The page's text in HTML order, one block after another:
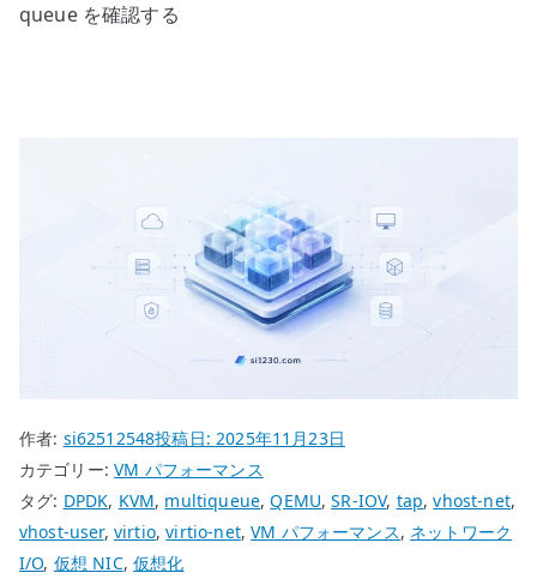
queue を確認する
作者: si62512548投稿日:2025年11月23日
カテゴリー:VM パフォーマンス
タグ: DPDK, KVM, multiqueue,QEMU,SR-IOV, tap,vhost-net,
vhost-user, virtio,virtio-net,VM パフォーマンス, ネットワーク
I/O, 仮想 NIC,仮想化